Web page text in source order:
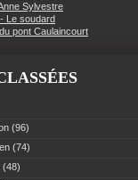
Sylvestre
Le soudard
pont Caulaincourt
(96)
(74)
(48)